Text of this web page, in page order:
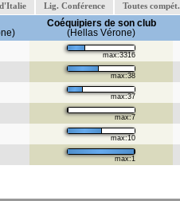
Lig. Conférence Toutes compét.
Coéquipiers de son club
(Hellas Vérone)
max:3316
max:38
max:37
max:7
max:10
max:1